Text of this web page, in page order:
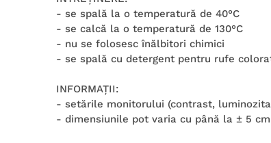
- se spală la o temperatură de 40°C
- se calcă la o temperatură de 130°C
- nu se folosesc înălbitori chimici
- se spală cu detergent pentru rufe
INFORMAŢII:
- setările monitorului (contrast,
- dimensiunile pot varia cu până la ± 5 cm